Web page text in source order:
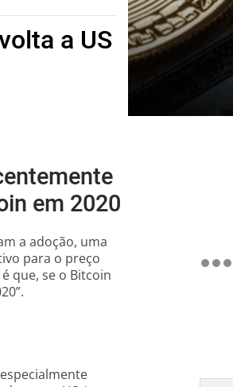
a US
em 2020
a adoção, uma
para o preço
que, se o Bitcoin